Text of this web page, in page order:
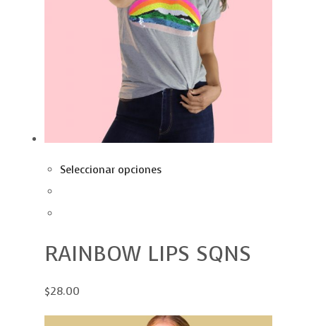
Seleccionar opciones
RAINBOW LIPS SQNS
$28.00